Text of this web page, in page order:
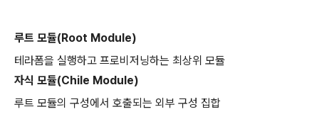
루트 모듈(Root Module)
테라폼을 실행하고 프로비저닝하는 최상위 모듈
자식 모듈(Chile Module)
루트 모듈의 구성에서 호출되는 외부 구성 집합